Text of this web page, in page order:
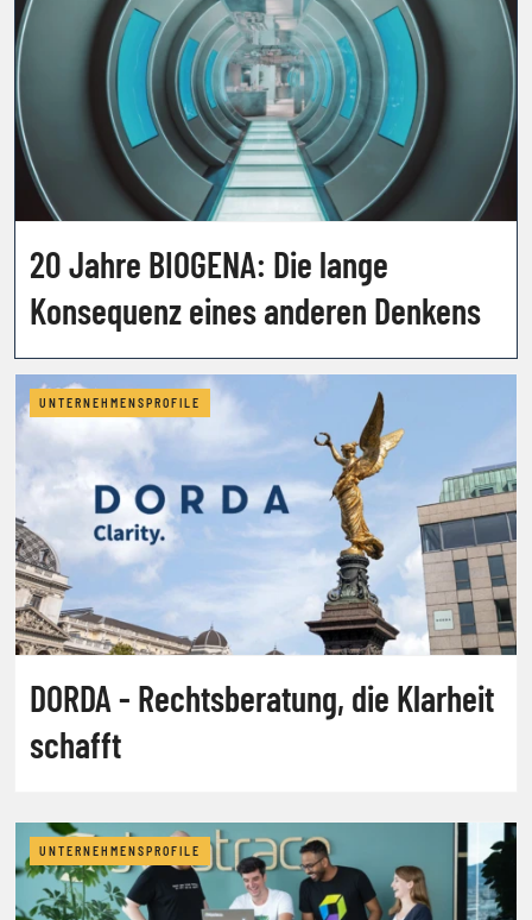
20 Jahre BIOGENA: Die lange
Konsequenz eines anderen Denkens
UNTERNEHMENSPROFILE
DORDA - Rechtsberatung, die Klarheit
schafft
UNTERNEHMENSPROFILE